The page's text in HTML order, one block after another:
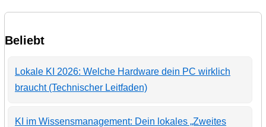
Beliebt
Lokale KI 2026: Welche Hardware dein PC wirklich
braucht (Technischer Leitfaden)
KI im Wissensmanagement: Dein lokales „Zweites